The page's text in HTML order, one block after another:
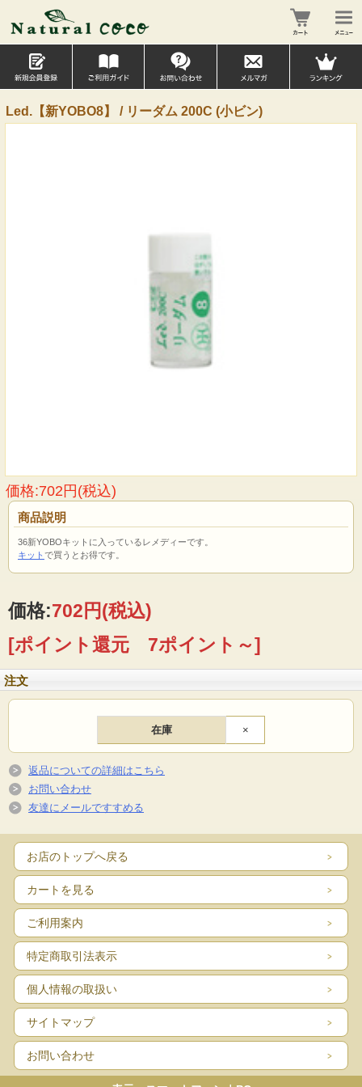
Led.【新YOBO8】 / リーダム 200C (小ビン)
価格:702円(税込)
商品説明
36新YOBOキットに入っているレメディーです。
キットで買うとお得です。
価格:702円(税込)
[ポイント還元 7ポイント～]
注文
在庫 ×
返品についての詳細はこちら
お問い合わせ
友達にメールですすめる
お店のトップへ戻る
カートを見る
ご利用案内
特定商取引法表示
個人情報の取扱い
サイトマップ
お問い合わせ